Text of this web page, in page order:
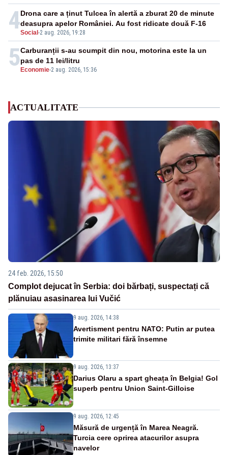
4Social -2 aug. 2026, 19:28
Drona care a ținut Tulcea în alertă a zburat 20 de minute
deasupra apelor României. Au fost ridicate două F-16
5 Economie-2 aug. 2026, 15:36
Carburanții s-au scumpit din nou, motorina este la un
pas de 11 lei/litru
ACTUALITATE
24 feb. 2026, 15:50
Complot dejucat în Serbia: doi bărbați, suspectați că
plănuiau asasinarea lui Vučić
9 aug. 2026, 14:38
Avertisment pentru NATO: Putin ar putea
trimite militari fără însemne
9 aug. 2026, 13:37
Darius Olaru a spart gheața în Belgia! Gol
superb pentru Union Saint-Gilloise
9 aug. 2026, 12:45
Măsură de urgență în Marea Neagră.
Turcia cere oprirea atacurilor asupra
navelor